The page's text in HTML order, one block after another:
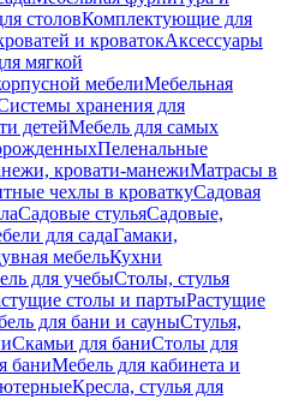
столовКомплектующие для
и кроватокАксессуары
мягкой
мебелиМебельная
хранения для
детейМебель для самых
Пеленальные
кровати-манежиМатрасы в
чехлы в кроваткуСадовая
Садовые стульяСадовые,
для садаГамаки,
мебельКухни
для учебыСтолы, стулья
столы и партыРастущие
для бани и сауныСтулья,
Скамьи для баниСтолы для
баниМебель для кабинета и
Кресла, стулья для